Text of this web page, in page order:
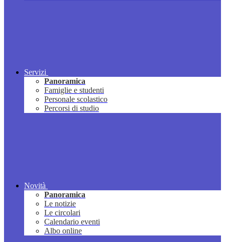
Servizi
Panoramica
Famiglie e studenti
Personale scolastico
Percorsi di studio
Novità
Panoramica
Le notizie
Le circolari
Calendario eventi
Albo online